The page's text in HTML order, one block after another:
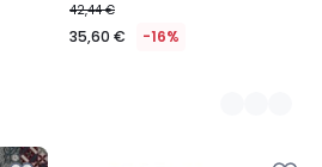
42,44 €
35,60 € -16%